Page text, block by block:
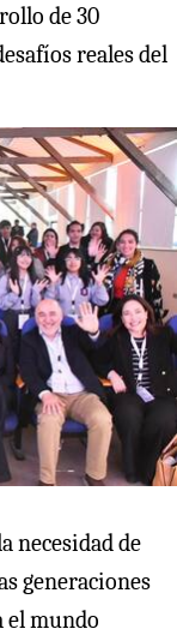
de 30
reales del
necesidad de
generaciones
el mundo